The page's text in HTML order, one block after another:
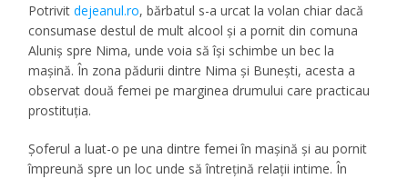
Potrivitdejeanul.ro, bărbatul s-a urcat la volan chiar dacă
consumase destul de mult alcool și a pornit din comuna
Aluniș spre Nima, unde voia să își schimbe un bec la
mașină. În zona pădurii dintre Nima și Bunești, acesta a
observat două femei pe marginea drumului care practicau
prostituția.
Șoferul a luat-o pe una dintre femei în mașină și au pornit
împreună spre un loc unde să întrețină relații intime. În